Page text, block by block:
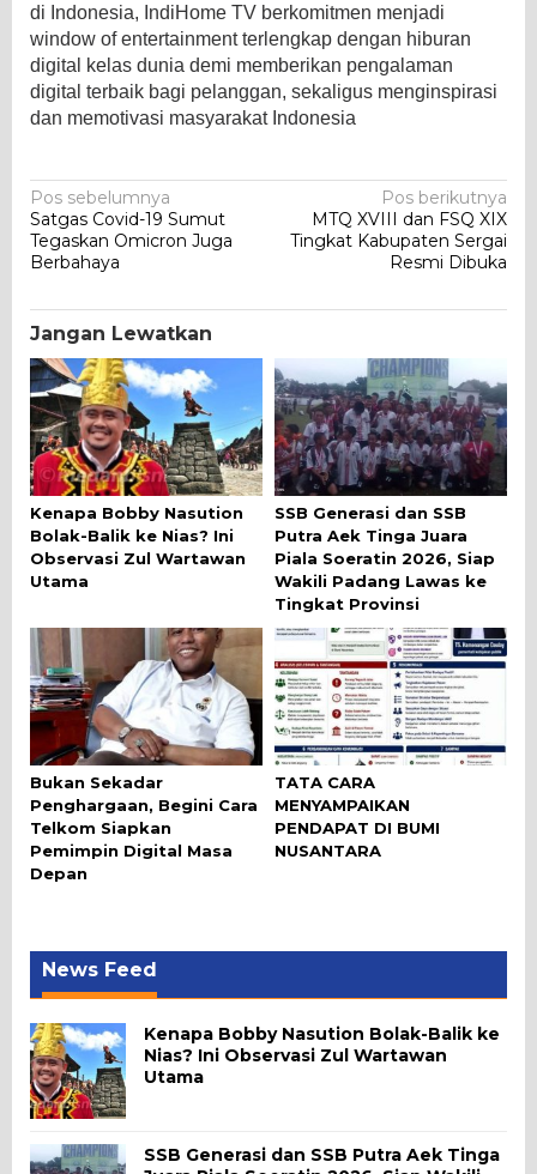
di Indonesia, IndiHome TV berkomitmen menjadi
window of entertainment terlengkap dengan hiburan
digital kelas dunia demi memberikan pengalaman
digital terbaik bagi pelanggan, sekaligus menginspirasi
dan memotivasi masyarakat Indonesia
Navigasi
pos
Pos sebelumnya
Satgas Covid-19 Sumut
Tegaskan Omicron Juga
Berbahaya
Pos berikutnya
MTQ XVIII dan FSQ XIX
Tingkat Kabupaten Sergai
Resmi Dibuka
Jangan Lewatkan
Kenapa Bobby Nasution
Bolak-Balik ke Nias? Ini
Observasi Zul Wartawan
Utama
SSB Generasi dan SSB
Putra Aek Tinga Juara
Piala Soeratin 2026, Siap
Wakili Padang Lawas ke
Tingkat Provinsi
Bukan Sekadar
Penghargaan, Begini Cara
Telkom Siapkan
Pemimpin Digital Masa
Depan
TATA CARA
MENYAMPAIKAN
PENDAPAT DI BUMI
NUSANTARA
News Feed
Kenapa Bobby Nasution Bolak-Balik ke
Nias? Ini Observasi Zul Wartawan
Utama
SSB Generasi dan SSB Putra Aek Tinga